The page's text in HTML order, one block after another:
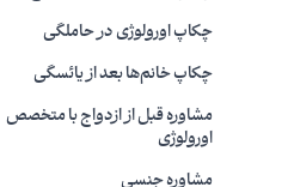
چکاپ اورولوژی در حاملگی
چکاپ خانم‌ها بعد از یائسگی
مشاوره قبل از ازدواج با متخصص
اورولوژی